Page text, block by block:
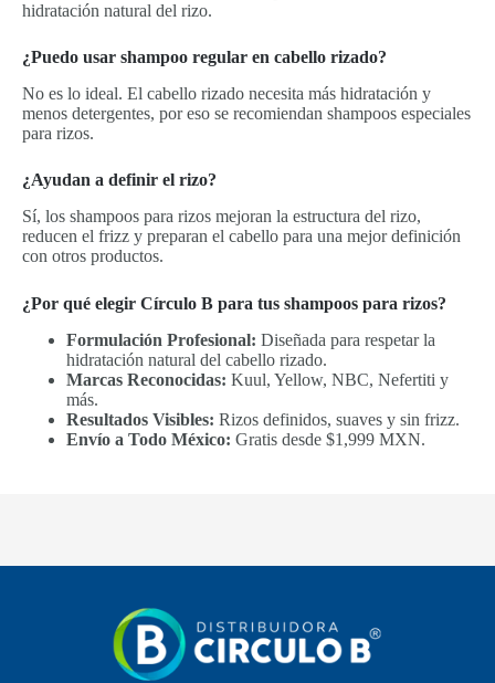
hidratación natural del rizo.
¿Puedo usar shampoo regular en cabello rizado?
No es lo ideal. El cabello rizado necesita más hidratación y
menos detergentes, por eso se recomiendan shampoos especiales
para rizos.
¿Ayudan a definir el rizo?
Sí, los shampoos para rizos mejoran la estructura del rizo,
reducen el frizz y preparan el cabello para una mejor definición
con otros productos.
¿Por qué elegir Círculo B para tus shampoos para rizos?
Formulación Profesional: Diseñada para respetar la
hidratación natural del cabello rizado.
Marcas Reconocidas: Kuul, Yellow, NBC, Nefertiti y
más.
Resultados Visibles: Rizos definidos, suaves y sin frizz.
Envío a Todo México: Gratis desde $1,999 MXN.